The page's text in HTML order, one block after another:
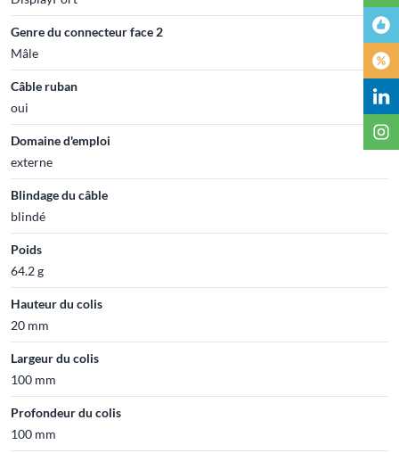
Genre du connecteur face 2
Mâle
Câble ruban
oui
Domaine d'emploi
externe
Blindage du câble
blindé
Poids
64.2 g
Hauteur du colis
20 mm
Largeur du colis
100 mm
Profondeur du colis
100 mm